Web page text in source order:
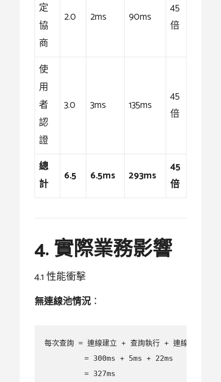
定
協
商
2.0 2ms 90ms
45
倍
使
用
者
認
證
3.0 3ms 135ms
45
倍
總
計
6.5 6.5ms 293ms
45
倍
4. 實際業務影響
4.1 性能衝擊
無連線池情況 ：
每次查詢 = 連線建立 + 查詢執行 + 連線關閉
         = 300ms + 5ms + 22ms
         = 327ms